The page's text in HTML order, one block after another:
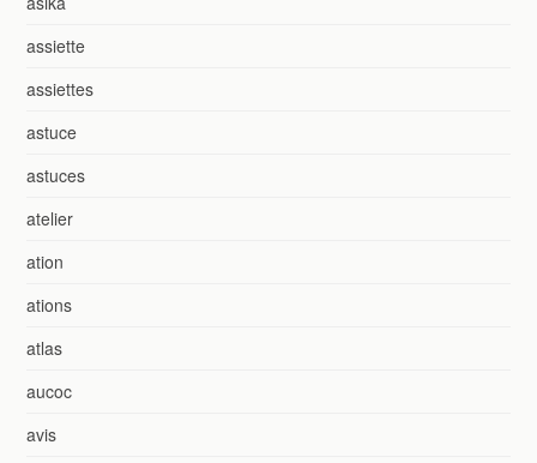
assiette
assiettes
astuce
astuces
atelier
ation
ations
atlas
aucoc
avis